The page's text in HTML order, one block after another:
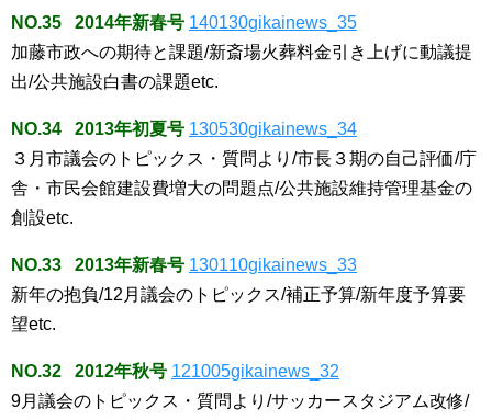
NO.35 2014年新春号 140130gikainews_35
加藤市政への期待と課題/新斎場火葬料金引き上げに動議提
出/公共施設白書の課題etc.
NO.34 2013年初夏号 130530gikainews_34
３月市議会のトピックス・質問より/市長３期の自己評価/庁
舎・市民会館建設費増大の問題点/公共施設維持管理基金の
創設etc.
NO.33 2013年新春号 130110gikainews_33
新年の抱負/12月議会のトピックス/補正予算/新年度予算要
望etc.
NO.32 2012年秋号 121005gikainews_32
9月議会のトピックス・質問より/サッカースタジアム改修/